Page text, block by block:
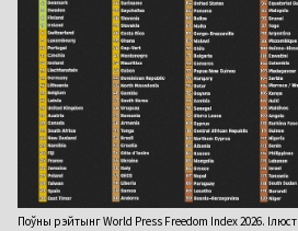
Поўны рэйтынг World Press Freedom Index 2026.